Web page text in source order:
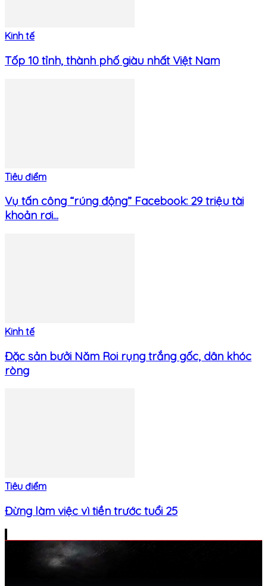
Kinh tế
Tốp 10 tỉnh, thành phố giàu nhất Việt Nam
Tiêu điểm
Vụ tấn công “rúng động” Facebook: 29 triệu tài
khoản rơi...
Kinh tế
Đặc sản bưởi Năm Roi rụng trắng gốc, dân khóc
ròng
Tiêu điểm
Đừng làm việc vì tiền trước tuổi 25